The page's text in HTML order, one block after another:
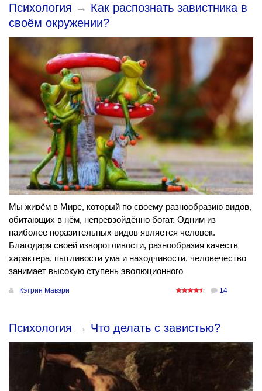
Психология → Как распознать завистника в
своём окружении?
Мы живём в Мире, который по своему разнообразию видов,
обитающих в нём, непревзойдённо богат. Одним из
наиболее поразительных видов является человек.
Благодаря своей изворотливости, разнообразия качеств
характера, пытливости ума и находчивости, человечество
занимает высокую ступень эволюционного
Кэтрин Мавэри 14
Психология → Что делать с завистью?